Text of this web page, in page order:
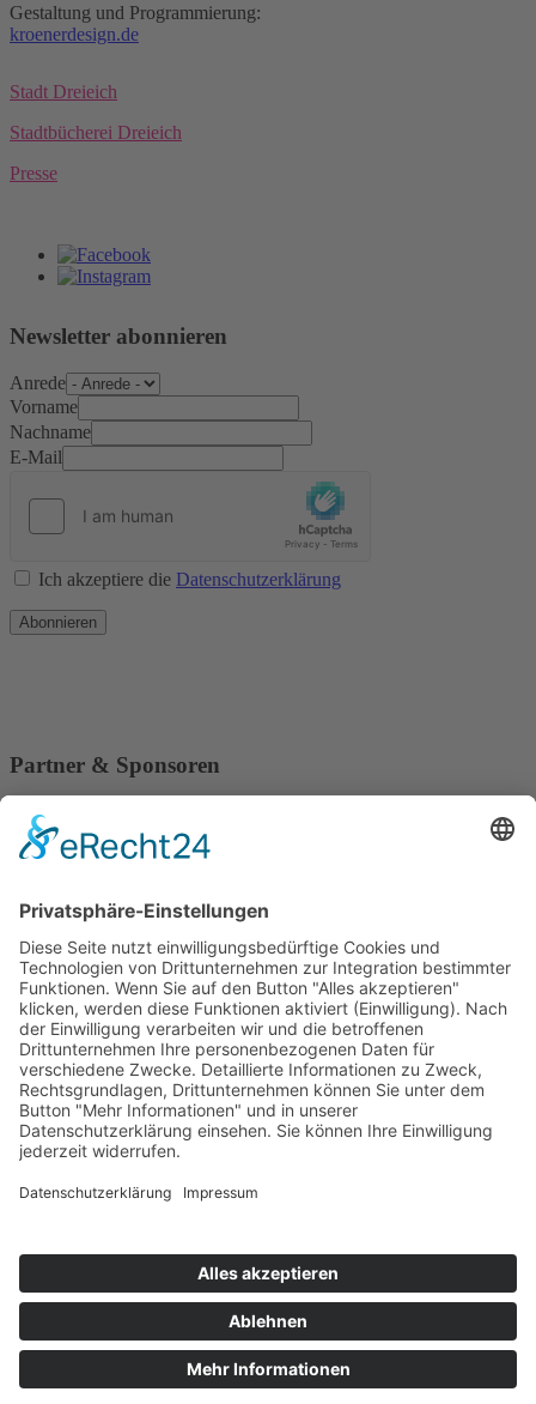
Gestaltung und Programmierung:
kroenerdesign.de
Stadt Dreieich
Stadtbücherei Dreieich
Presse
Newsletter abonnieren
Anrede
Vorname
Nachname
E-Mail
Ich akzeptiere die Datenschutzerklärung
Abonnieren
Partner & Sponsoren
Home
Veranstaltungen
Raumvermietung
ABO & TICKETS
Über uns
Anfahrt
Kontakt
Aktuelles
Gastronomie
Kultursommer Dreieich
50 Jahre Bürgerhaus